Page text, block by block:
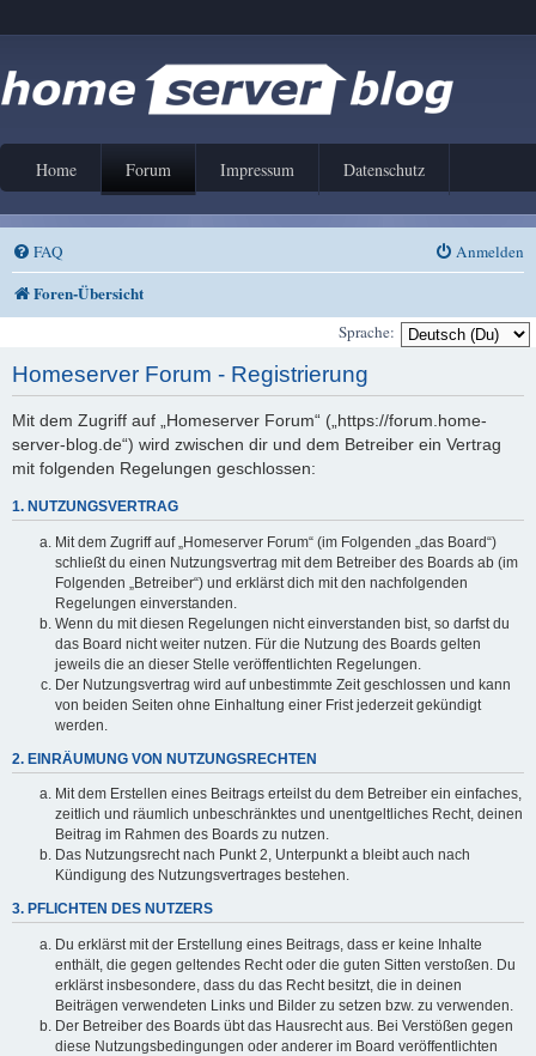
Home Forum Impressum Datenschutz
FAQ Anmelden
Foren-Übersicht
Sprache:
Homeserver Forum - Registrierung
Mit dem Zugriff auf „Homeserver Forum“ („https://forum.home-
server-blog.de“) wird zwischen dir und dem Betreiber ein Vertrag
mit folgenden Regelungen geschlossen:
1. NUTZUNGSVERTRAG
Mit dem Zugriff auf „Homeserver Forum“ (im Folgenden „das Board“)
schließt du einen Nutzungsvertrag mit dem Betreiber des Boards ab (im
Folgenden „Betreiber“) und erklärst dich mit den nachfolgenden
Regelungen einverstanden.
Wenn du mit diesen Regelungen nicht einverstanden bist, so darfst du
das Board nicht weiter nutzen. Für die Nutzung des Boards gelten
jeweils die an dieser Stelle veröffentlichten Regelungen.
Der Nutzungsvertrag wird auf unbestimmte Zeit geschlossen und kann
von beiden Seiten ohne Einhaltung einer Frist jederzeit gekündigt
werden.
2. EINRÄUMUNG VON NUTZUNGSRECHTEN
Mit dem Erstellen eines Beitrags erteilst du dem Betreiber ein einfaches,
zeitlich und räumlich unbeschränktes und unentgeltliches Recht, deinen
Beitrag im Rahmen des Boards zu nutzen.
Das Nutzungsrecht nach Punkt 2, Unterpunkt a bleibt auch nach
Kündigung des Nutzungsvertrages bestehen.
3. PFLICHTEN DES NUTZERS
Du erklärst mit der Erstellung eines Beitrags, dass er keine Inhalte
enthält, die gegen geltendes Recht oder die guten Sitten verstoßen. Du
erklärst insbesondere, dass du das Recht besitzt, die in deinen
Beiträgen verwendeten Links und Bilder zu setzen bzw. zu verwenden.
Der Betreiber des Boards übt das Hausrecht aus. Bei Verstößen gegen
diese Nutzungsbedingungen oder anderer im Board veröffentlichten